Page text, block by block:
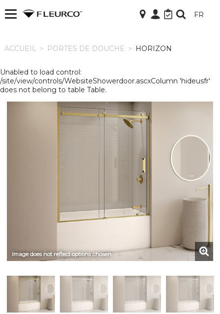
ACCUEIL FR
ACCUEIL > PORTES DE DOUCHE > HORIZON
Unabled to load control:
/site/view/controls/WebsiteShowerdoor.ascxColumn 'hideusfr'
does not belong to table Table.
Image does not reflect options chosen